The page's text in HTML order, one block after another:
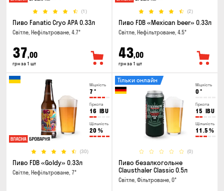
(1)
Пиво Fanatic Cryo APA 0.33л
Світле, Нефільтроване, 4.7°
37,00
грн за 1 шт
(2)
Пиво FDB «Mexican beer» 0.33л
Світле, Нефільтроване, 4.5°
43,00
грн за 1 шт
Міцність
7 °
Гіркота
16 IBU
Щільність
20 %
(30)
Пиво FDB «Goldy» 0.33л
Світле, Нефільтроване, 7°
Міцність
0 °
Гіркота
15 IBU
Щільність
11.5 %
(0)
Тільки онлайн
Пиво безалкогольне
Clausthaler Classic 0.5л
Світле, Фільтроване, 0°